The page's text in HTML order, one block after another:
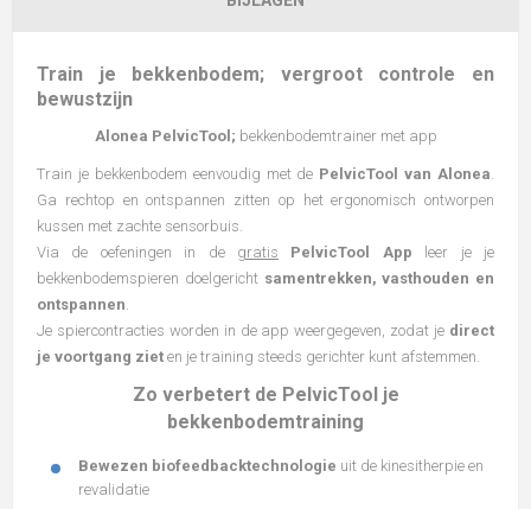
Train je bekkenbodem; vergroot controle en
bewustzijn
Alonea PelvicTool; bekkenbodemtrainer met app
Train je bekkenbodem eenvoudig met de PelvicTool van Alonea.
Ga rechtop en ontspannen zitten op het ergonomisch ontworpen
kussen met zachte sensorbuis.
Via de oefeningen in de gratis PelvicTool App leer je je
bekkenbodemspieren doelgericht samentrekken, vasthouden en
ontspannen.
Je spiercontracties worden in de app weergegeven, zodat je direct
je voortgang ziet en je training steeds gerichter kunt afstemmen.
Zo verbetert de PelvicTool je
bekkenbodemtraining
Bewezen biofeedbacktechnologie uit de kinesitherpie en
revalidatie